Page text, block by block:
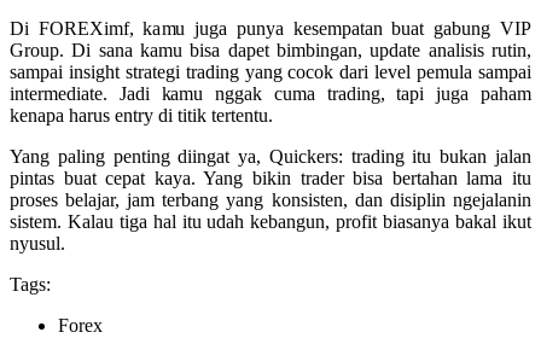
Di FOREXimf, kamu juga punya kesempatan buat gabung VIP
Group. Di sana kamu bisa dapet bimbingan, update analisis rutin,
sampai insight strategi trading yang cocok dari level pemula sampai
intermediate. Jadi kamu nggak cuma trading, tapi juga paham
kenapa harus entry di titik tertentu.
Yang paling penting diingat ya, Quickers: trading itu bukan jalan
pintas buat cepat kaya. Yang bikin trader bisa bertahan lama itu
proses belajar, jam terbang yang konsisten, dan disiplin ngejalanin
sistem. Kalau tiga hal itu udah kebangun, profit biasanya bakal ikut
nyusul.
Tags:
Forex